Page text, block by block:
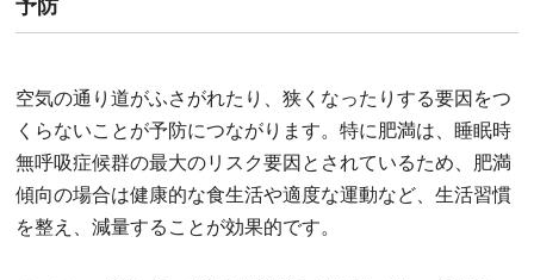
予防
空気の通り道がふさがれたり、狭くなったりする要因をつ
くらないことが予防につながります。特に肥満は、睡眠時
無呼吸症候群の最大のリスク要因とされているため、肥満
傾向の場合は健康的な食生活や適度な運動など、生活習慣
を整え、減量することが効果的です。